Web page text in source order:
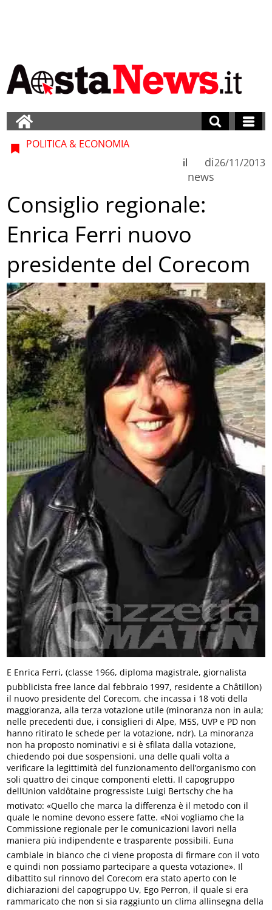
POLITICA & ECONOMIA
di
news
il 26/11/2013
Consiglio regionale:
Enrica Ferri nuovo
presidente del Corecom
E Enrica Ferri, (classe 1966, diploma magistrale, giornalista
pubblicista free lance dal febbraio 1997, residente a Châtillon)
il nuovo presidente del Corecom, che incassa i 18 voti della
maggioranza, alla terza votazione utile (minoranza non in aula;
nelle precedenti due, i consiglieri di Alpe, M5S, UVP e PD non
hanno ritirato le schede per la votazione, ndr). La minoranza
non ha proposto nominativi e si è sfilata dalla votazione,
chiedendo poi due sospensioni, una delle quali volta a
verificare la legittimità del funzionamento dell’organismo con
soli quattro dei cinque componenti eletti. Il capogruppo
dellUnion valdôtaine progressiste Luigi Bertschy che ha
motivato: «Quello che marca la differenza è il metodo con il
quale le nomine devono essere fatte. «Noi vogliamo che la
Commissione regionale per le comunicazioni lavori nella
maniera più indipendente e trasparente possibili. Euna
cambiale in bianco che ci viene proposta di firmare con il voto
e quindi non possiamo partecipare a questa votazione». Il
dibattito sul rinnovo del Corecom era stato aperto con le
dichiarazioni del capogruppo Uv, Ego Perron, il quale si era
rammaricato che non si sia raggiunto un clima allinsegna della